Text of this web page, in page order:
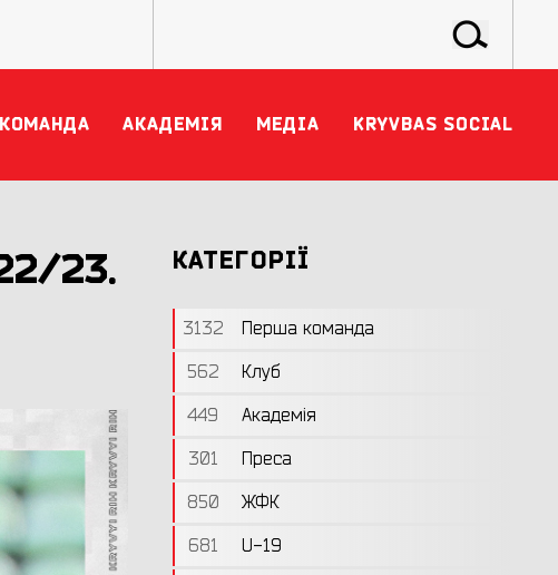
КОМАНДА АКАДЕМІЯ МЕДІА KRYVBAS SOCIAL
23.
КАТЕГОРІЇ
3132
Перша команда
562
Клуб
449
Академія
301
Преса
850
ЖФК
681
U-19